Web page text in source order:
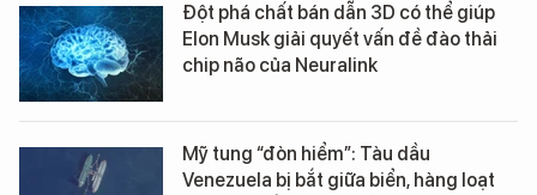
Đột phá chất bán dẫn 3D có thể giúp
Elon Musk giải quyết vấn đề đào thải
chip não của Neuralink
Mỹ tung “đòn hiểm”: Tàu dầu
Venezuela bị bắt giữa biển, hàng loạt